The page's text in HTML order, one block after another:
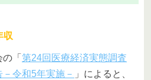
収
「 第24回医療経済実態調査
－令和5年実施－ 」によると、